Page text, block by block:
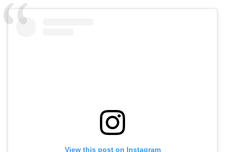
View this post on Instagram